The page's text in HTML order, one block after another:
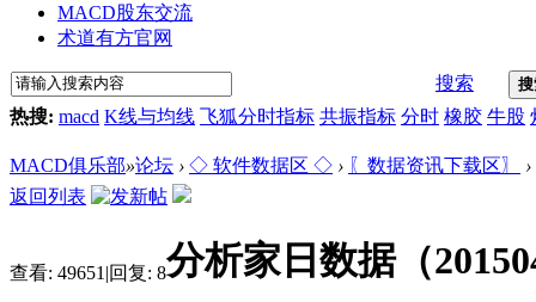
MACD股东交流
术道有方官网
搜索
热搜: macd K线与均线 飞狐分时指标 共振指标 分时 橡胶 牛股
MACD俱乐部»论坛 › ◇ 软件数据区 ◇ › 〖数据资讯下载区〗
›
返回列表
查看: 49651 |回复: 8分析家日数据（